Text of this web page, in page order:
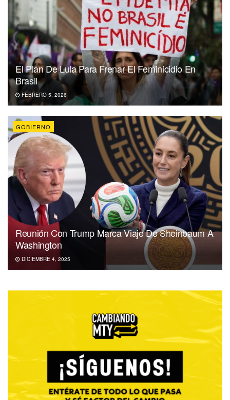
El Plan De Lula Para Frenar El Feminicidio En
Brasil
FEBRERO 5, 2026
GOBIERNO
Reunión Con Trump Marca Viaje De Sheinbaum A
Washington
DICIEMBRE 4, 2025